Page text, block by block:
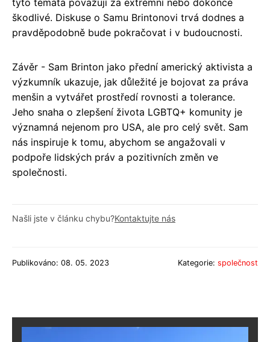
škodlivé. Diskuse o Samu Brintonovi trvá dodnes a
pravděpodobně bude pokračovat i v budoucnosti.
Závěr - Sam Brinton jako přední americký aktivista a
výzkumník ukazuje, jak důležité je bojovat za práva
menšin a vytvářet prostředí rovnosti a tolerance.
Jeho snaha o zlepšení života LGBTQ+ komunity je
významná nejenom pro USA, ale pro celý svět. Sam
nás inspiruje k tomu, abychom se angažovali v
podpoře lidských práv a pozitivních změn ve
společnosti.
Našli jste v článku chybu?Kontaktujte nás
Publikováno: 08. 05. 2023 Kategorie: společnost